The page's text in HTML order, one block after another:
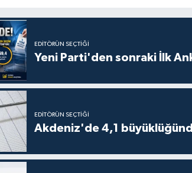
EDITÖRÜN SEÇTIĞI
Yeni Parti'den sonraki İlk
EDITÖRÜN SEÇTIĞI
Akdeniz'de 4,1